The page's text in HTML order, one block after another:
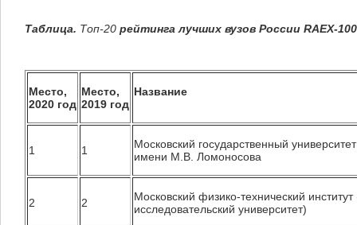
Таблица. Топ-20 рейтинга лучших вузов России RAEX-
Место,
2020 год
Место,
2019 год
Название
1 1
Московский государственный университет
имени М.В. Ломоносова
2 2
Московский физико-технический
исследовательский университет)